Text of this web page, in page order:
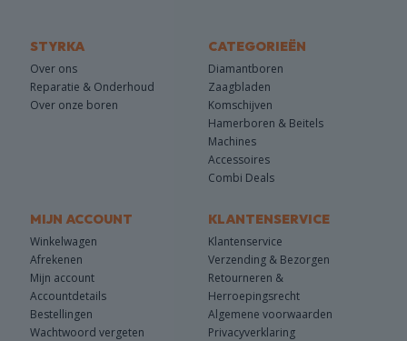
STYRKA
Over ons
Reparatie & Onderhoud
Over onze boren
CATEGORIEËN
Diamantboren
Zaagbladen
Komschijven
Hamerboren & Beitels
Machines
Accessoires
Combi Deals
MIJN ACCOUNT
Winkelwagen
Afrekenen
Mijn account
Accountdetails
Bestellingen
Wachtwoord vergeten
KLANTENSERVICE
Klantenservice
Verzending & Bezorgen
Retourneren &
Herroepingsrecht
Algemene voorwaarden
Privacyverklaring